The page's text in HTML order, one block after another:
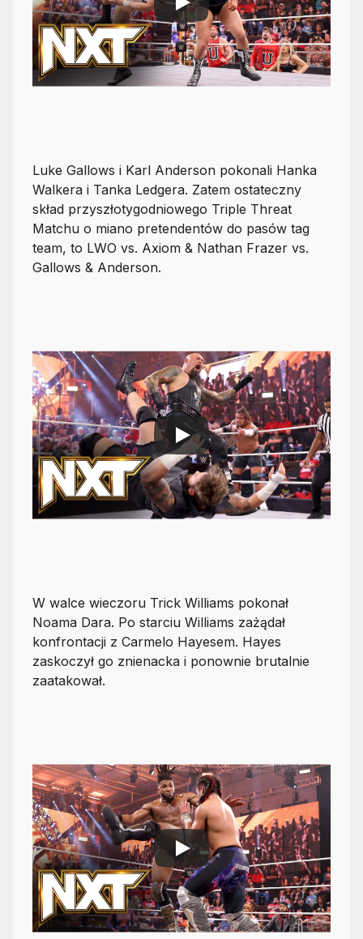
Luke Gallows i Karl Anderson pokonali Hanka
Walkera i Tanka Ledgera. Zatem ostateczny
skład przyszłotygodniowego Triple Threat
Matchu o miano pretendentów do pasów tag
team, to LWO vs. Axiom & Nathan Frazer vs.
Gallows & Anderson.
W walce wieczoru Trick Williams pokonał
Noama Dara. Po starciu Williams zażądał
konfrontacji z Carmelo Hayesem. Hayes
zaskoczył go znienacka i ponownie brutalnie
zaatakował.